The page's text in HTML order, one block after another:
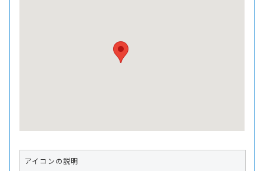
アイコンの説明